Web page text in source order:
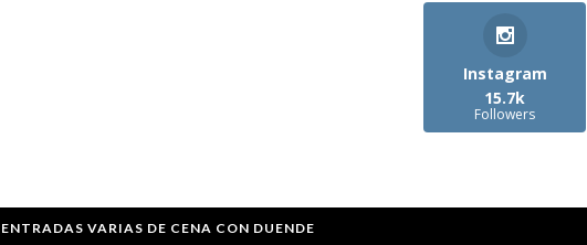
Instagram
15.7k
Followers
ENTRADAS VARIAS DE CENA CON DUENDE